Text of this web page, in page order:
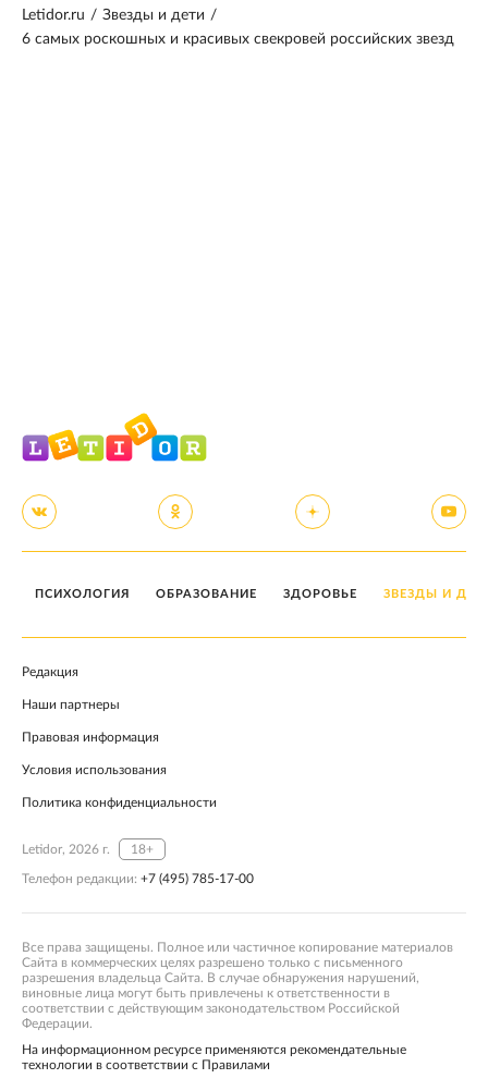
Letidor.ru / Звезды и дети /
6 самых роскошных и красивых свекровей российских звезд
ПСИХОЛОГИЯ ОБРАЗОВАНИЕ ЗДОРОВЬЕ ЗВЕЗДЫ И
Редакция
Наши партнеры
Правовая информация
Условия использования
Политика конфиденциальности
Letidor, 2026 г. 18+
Телефон редакции: +7 (495) 785-17-00
Все права защищены. Полное или частичное копирование материалов
Сайта в коммерческих целях разрешено только с письменного
разрешения владельца Сайта. В случае обнаружения нарушений,
виновные лица могут быть привлечены к ответственности в
соответствии с действующим законодательством Российской
Федерации.
На информационном ресурсе применяются рекомендательные
технологии в соответствии с Правилами